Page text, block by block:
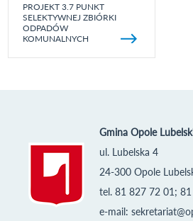
PROJEKT 3.7 PUNKT
SELEKTYWNEJ ZBIÓRKI
ODPADÓW
KOMUNALNYCH
Gmina Opole
ul. Lubelska 4
24-300 Opole
tel. 81 827 72 01;
e-mail: